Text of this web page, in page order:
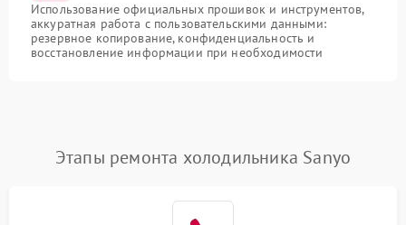
Использование официальных прошивок и инструментов,
аккуратная работа с пользовательскими данными:
резервное копирование, конфиденциальность и
восстановление информации при необходимости
Этапы ремонта холодильника Sanyo